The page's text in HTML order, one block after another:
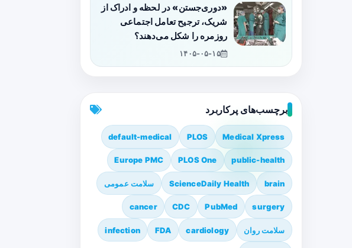
«دوری‌جستن» در لحظه و ادراک از
شریک، ترجیح تعامل اجتماعی
روزمره را شکل می‌دهند؟
۱۴۰۵-۰۵-۱۵
برچسب‌های پرکاربرد
Medical Xpress
PLOS
default-medical
public-health
PLOS One
Europe PMC
brain
ScienceDaily Health سلامت عمومی
surgery
PubMed
CDC
cancer
سلامت روان cardiology
FDA
infection